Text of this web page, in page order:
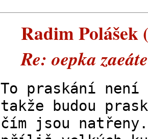
Radim Polášek
Re: oepka
To praskání není
takže budou
čím jsou